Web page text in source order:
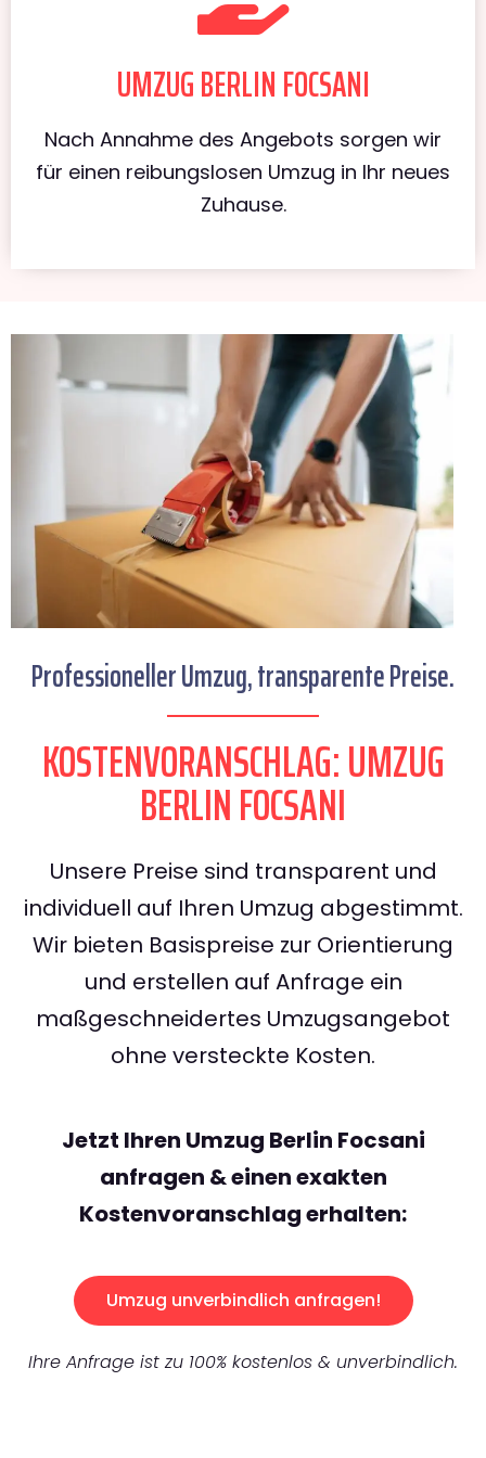
UMZUG BERLIN FOCSANI
Nach Annahme des Angebots sorgen wir
für einen reibungslosen Umzug in Ihr neues
Zuhause.
Professioneller Umzug, transparente Preise.
KOSTENVORANSCHLAG: UMZUG
BERLIN FOCSANI
Unsere Preise sind transparent und
individuell auf Ihren Umzug abgestimmt.
Wir bieten Basispreise zur Orientierung
und erstellen auf Anfrage ein
maßgeschneidertes Umzugsangebot
ohne versteckte Kosten.
Jetzt Ihren Umzug Berlin Focsani
anfragen & einen exakten
Kostenvoranschlag erhalten:
Umzug unverbindlich anfragen!
Ihre Anfrage ist zu 100% kostenlos & unverbindlich.